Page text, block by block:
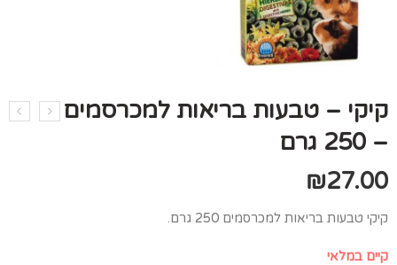
קיקי – טבעות בריאות למכרסמים
– 250 גרם
₪27.00
קיקי טבעות בריאות למכרסמים 250 גרם.
קיים במלאי